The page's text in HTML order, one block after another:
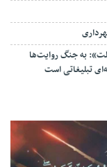
به جنگ روایت‌ها
تبلیغاتی است